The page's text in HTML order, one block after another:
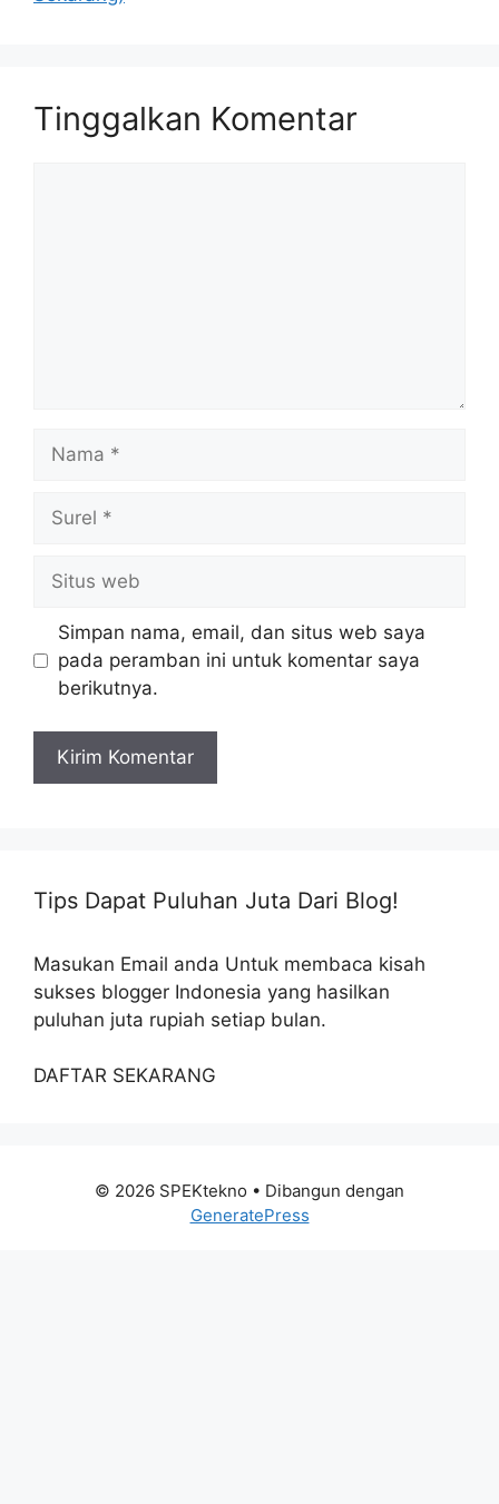
Tinggalkan Komentar
Nama
Surel
Situs
web
Simpan nama, email, dan situs web saya
pada peramban ini untuk komentar saya
berikutnya.
Tips Dapat Puluhan Juta Dari Blog!
Masukan Email anda Untuk membaca kisah
sukses blogger Indonesia yang hasilkan
puluhan juta rupiah setiap bulan.
DAFTAR SEKARANG
© 2026 SPEKtekno • Dibangun dengan
GeneratePress